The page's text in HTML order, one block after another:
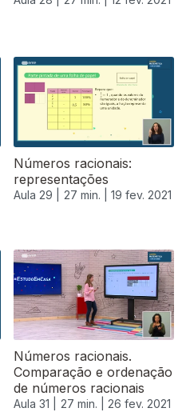
Números racionais:
representações
Aula 29 | 27 min. | 19 fev. 2021
Números racionais.
Comparação e ordenação
de números racionais
Aula 31 | 27 min. | 26 fev. 2021